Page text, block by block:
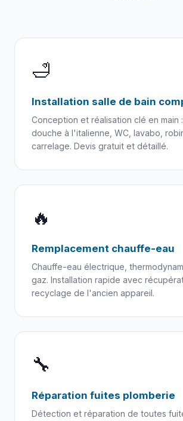
🛁
Installation salle de bain
Conception et réalisation clé en main
douche à l'italienne, WC, lavabo,
carrelage. Devis gratuit et détaillé.
🔥
Remplacement chauffe-eau
Chauffe-eau électrique,
gaz. Installation rapide avec
recyclage de l'ancien appareil.
🔧
Réparation fuites plomberie
Détection et réparation de toutes